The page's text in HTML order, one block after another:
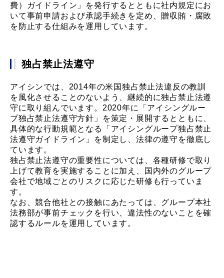
費）ガイドライン」を発行するとともに社内規定にお
いて事前申請および承認手続きを定め、贈収賄・腐敗
を防止する仕組みを運用しています。
独占禁止法遵守
アイシンでは、2014年の米国独占禁止法違反の教訓
を風化させることのないよう、継続的に独占禁止法遵
守に取り組んでいます。2020年に「アイシングルー
プ独占禁止法遵守方針」を策定・展開するとともに、
具体的な行動規範となる「アイシングループ独占禁止
法遵守ガイドライン」を制定し、法律の遵守を徹底し
ています。
独占禁止法遵守の重要性については、各種研修で取り
上げて教育を実施することに加え、国内外のグループ
会社で地域ごとのリスクに応じた研修も行っていま
す。
なお、競合他社との接触にあたっては、グループ本社
法務部が事前チェックを行い、違法性のないことを確
認するルールを運用しています。